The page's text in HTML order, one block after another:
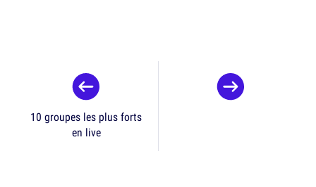
10 groupes les plus forts
en live